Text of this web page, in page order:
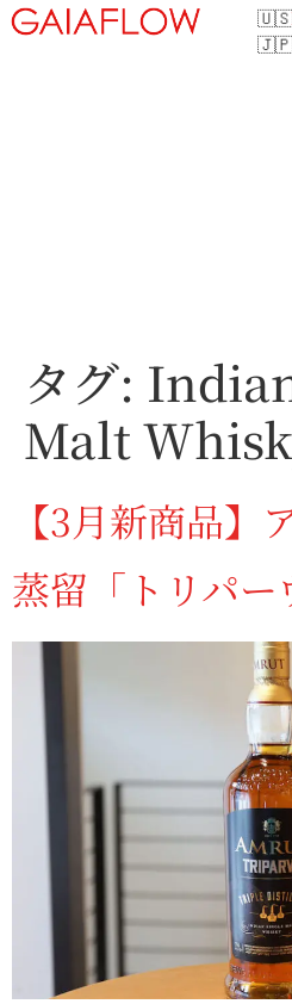
タグ:
Malt
【3月新商品】
蒸留「トリパ